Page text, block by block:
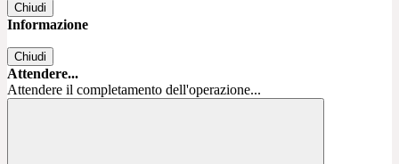
Chiudi
Informazione
Chiudi
Attendere...
Attendere il completamento dell'operazione...